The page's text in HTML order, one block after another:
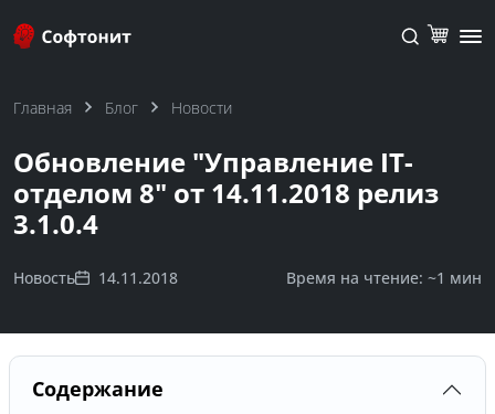
Главная Блог Новости
Обновление "Управление IT-
отделом 8" от 14.11.2018 релиз
3.1.0.4
Новость 14.11.2018 Время на чтение: ~1 мин
Содержание